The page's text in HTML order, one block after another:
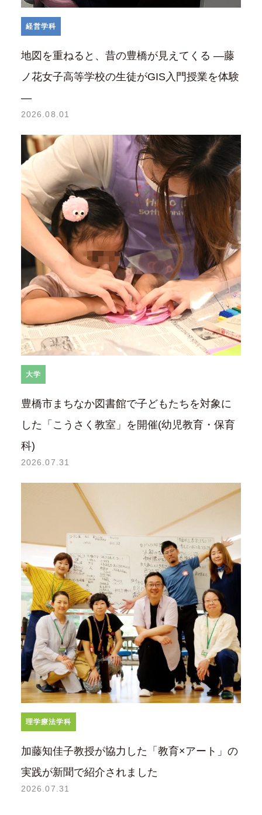
経営学科
地図を重ねると、昔の豊橋が見えてくる ―藤
ノ花女子高等学校の生徒がGIS入門授業を体験
―
2026.08.01
大学
豊橋市まちなか図書館で子どもたちを対象に
した「こうさく教室」を開催(幼児教育・保育
科)
2026.07.31
理学療法学科
加藤知佳子教授が協力した「教育×アート」の
実践が新聞で紹介されました
2026.07.31